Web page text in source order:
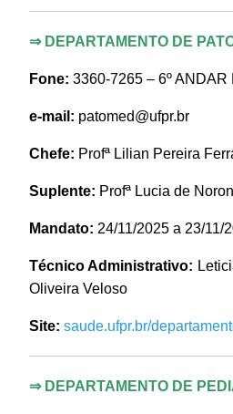
⇒ DEPARTAMENTO DE
Fone: 3360-7265 – 6º
e-mail: patomed@ufpr.br
Chefe: Profª Lilian Pereira
Suplente: Profª Lucia de
Mandato: 24/11/2025 a 23/11/
Técnico Administrativo:
Oliveira Veloso
Site: saude.ufpr.br/
⇒ DEPARTAMENTO DE